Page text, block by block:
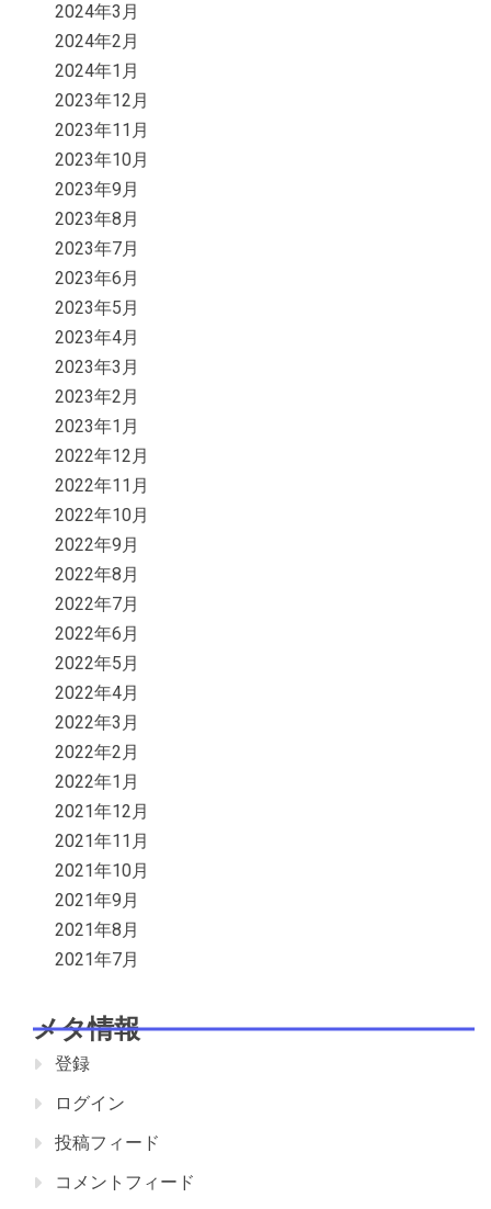
2024年3月
2024年2月
2024年1月
2023年12月
2023年11月
2023年10月
2023年9月
2023年8月
2023年7月
2023年6月
2023年5月
2023年4月
2023年3月
2023年2月
2023年1月
2022年12月
2022年11月
2022年10月
2022年9月
2022年8月
2022年7月
2022年6月
2022年5月
2022年4月
2022年3月
2022年2月
2022年1月
2021年12月
2021年11月
2021年10月
2021年9月
2021年8月
2021年7月
メタ情報
登録
ログイン
投稿フィード
コメントフィード